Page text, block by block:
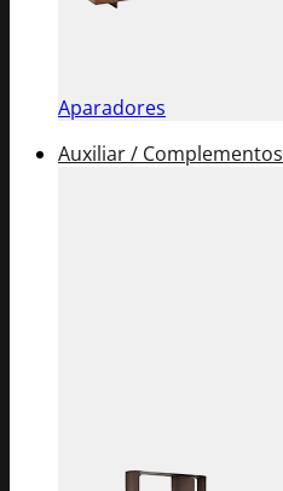
Aparadores
Auxiliar / Complementos